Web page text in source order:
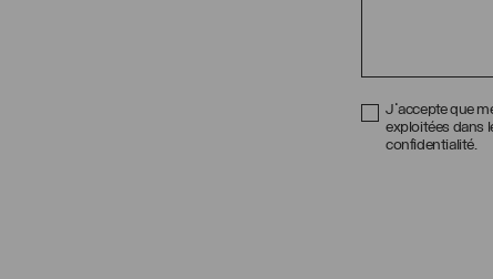
J'accepte que
exploitées dans
confidentialité.